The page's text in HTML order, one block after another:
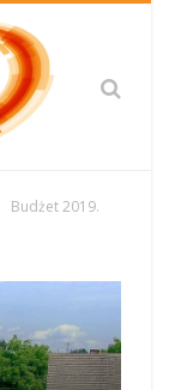
Budżet 2019.